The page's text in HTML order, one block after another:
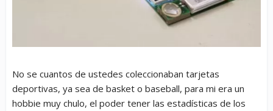
No se cuantos de ustedes coleccionaban tarjetas
deportivas, ya sea de basket o baseball, para mi era un
hobbie muy chulo, el poder tener las estadísticas de los